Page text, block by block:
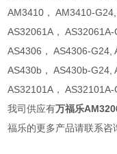
AM3410， AM3410-
AS32061A， AS32061A-
AS4306， AS4306-G24,
AS430b， AS430b-G24,
AS32101A，
我司供应有万福乐
福乐的更多产品请联系咨